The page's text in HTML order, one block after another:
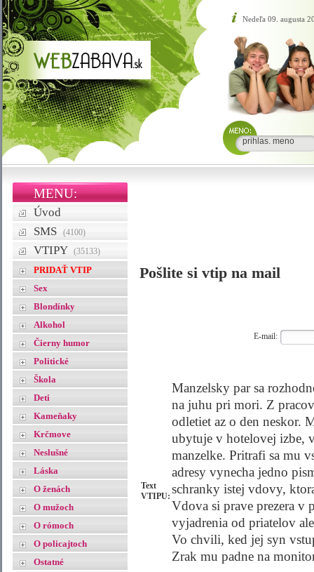
Nedeľa 09. augusta
MENU:
Úvod
SMS
(4100)
VTIPY (35133)
PRIDAŤ VTIP
Sex
Blondínky
Alkohol
Čierny humor
Politické
Škola
Deti
Kameňaky
Krčmove
Neslušné
Láska
O ženách
O mužoch
O rómoch
O policajtoch
Ostatné
Pošlite si vtip na mail
E-mail:
Text
VTIPU:
Manzelsky par sa
na juhu pri mori. Z
odletiet az o den neskor.
ubytuje v hotelovej izbe,
manzelke. Pritrafi sa mu
adresy vynecha jedno
schranky istej vdovy,
Vdova si prave prezera v
vyjadrenia od priatelov
Vo chvili, ked jej syn
Zrak mu padne na